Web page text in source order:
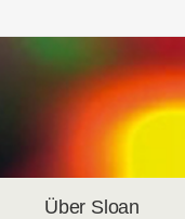
Über Sloan